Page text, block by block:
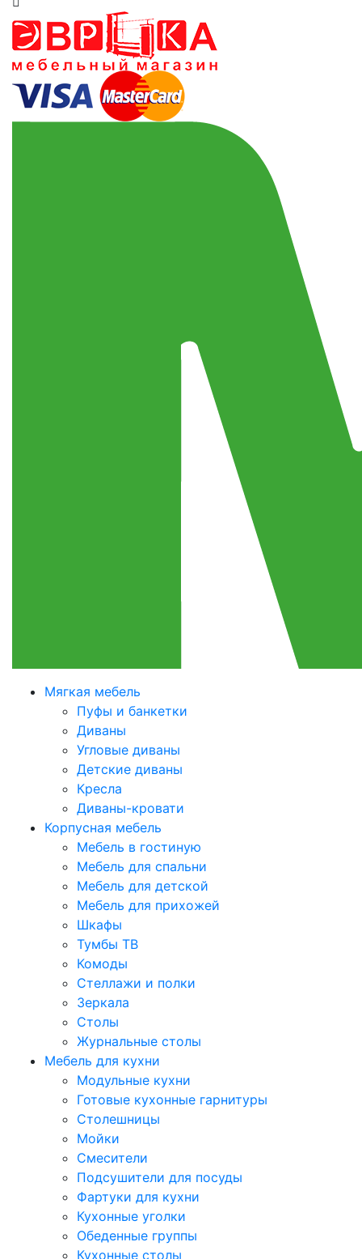
Мягкая мебель
Пуфы и банкетки
Диваны
Угловые диваны
Детские диваны
Кресла
Диваны-кровати
Корпусная мебель
Мебель в гостиную
Мебель для спальни
Мебель для детской
Мебель для прихожей
Шкафы
Тумбы ТВ
Комоды
Стеллажи и полки
Зеркала
Столы
Журнальные столы
Мебель для кухни
Модульные кухни
Готовые кухонные гарнитуры
Столешницы
Мойки
Смесители
Подсушители для посуды
Фартуки для кухни
Кухонные уголки
Обеденные группы
Кухонные столы